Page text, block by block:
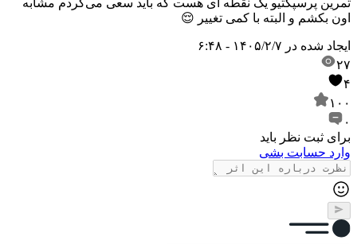
تمرین پرسپکتیو یک نقطه ای هست که باید سعی می‌کردم مشابه
اون بکشم و البته با کمی تغییر 😌
ایجاد شده در ۱۴۰۵/۲/۷ - ۶:۴۸
۲۷
۴
۱۰۰
۰
برای ثبت نظر باید
وارد حسابت بشی